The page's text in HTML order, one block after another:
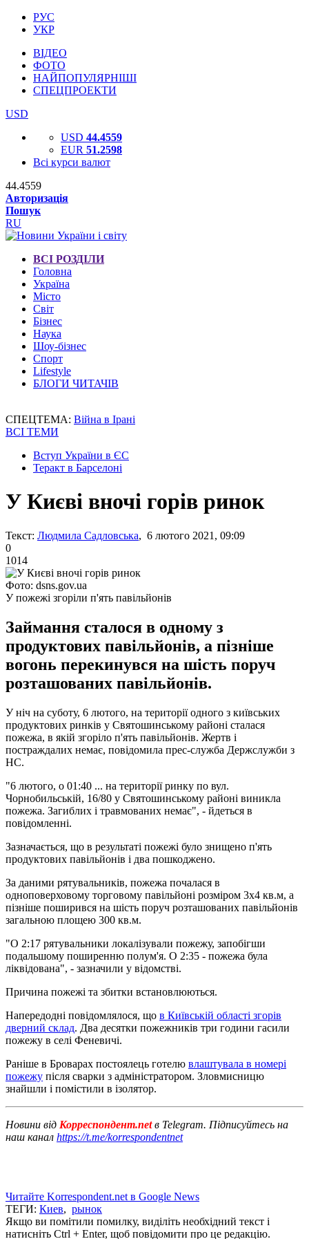
РУС
УКР
ВІДЕО
ФОТО
НАЙПОПУЛЯРНІШІ
СПЕЦПРОЕКТИ
USD
USD 44.4559
EUR 51.2598
Всі курси валют
44.4559
Авторизація
Пошук
RU
ВСІ РОЗДІЛИ
Головна
Україна
Місто
Світ
Бізнес
Наука
Шоу-бізнес
Спорт
Lifestyle
БЛОГИ ЧИТАЧІВ
СПЕЦТЕМА: Війна в Ірані
ВСІ ТЕМИ
Вступ України в ЄС
Теракт в Барселоні
У Києві вночі горів ринок
Текст: Людмила Садловська, 6 лютого 2021, 09:09
0
1014
Фото: dsns.gov.ua
У пожежі згоріли п'ять павільйонів
Займання сталося в одному з
продуктових павільйонів, а пізніше
вогонь перекинувся на шість поруч
розташованих павільйонів.
У ніч на суботу, 6 лютого, на території одного з київських
продуктових ринків у Святошинському районі сталася
пожежа, в якій згоріло п'ять павільйонів. Жертв і
постраждалих немає, повідомила прес-служба Держслужби з
НС.
"6 лютого, о 01:40 ... на території ринку по вул.
Чорнобильській, 16/80 у Святошинському районі виникла
пожежа. Загиблих і травмованих немає", - йдеться в
повідомленні.
Зазначається, що в результаті пожежі було знищено п'ять
продуктових павільйонів і два пошкоджено.
За даними рятувальників, пожежа почалася в
одноповерховому торговому павільйоні розміром 3х4 кв.м, а
пізніше поширився на шість поруч розташованих павільйонів
загальною площею 300 кв.м.
"О 2:17 рятувальники локалізували пожежу, запобігши
подальшому поширенню полум'я. О 2:35 - пожежа була
ліквідована", - зазначили у відомстві.
Причина пожежі та збитки встановлюються.
Напередодні повідомлялося, що в Київській області згорів
дверний склад. Два десятки пожежників три години гасили
пожежу в селі Феневичі.
Раніше в Броварах постоялець готелю влаштувала в номері
пожежу після сварки з адміністратором. Зловмисницю
знайшли і помістили в ізолятор.
Новини від Корреспондент.netв Telegram. Підписуйтесь на
наш канал https://t.me/korrespondentnet
Читайте Korrespondent.net в Google News
ТЕГИ: Киев, рынок
Якщо ви помітили помилку, виділіть необхідний текст і
натисніть Ctrl + Enter, щоб повідомити про це редакцію.